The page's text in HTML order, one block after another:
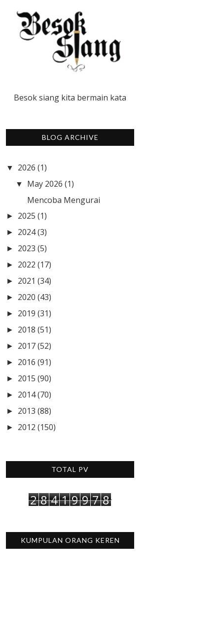
Besok siang kita bermain kata
BLOG ARCHIVE
▼ 2026 (1)
▼ May 2026 (1)
Mencoba Mengurai
► 2025 (1)
► 2024(3)
► 2023 (5)
► 2022 (17)
► 2021 (34)
► 2020 (43)
► 2019 (31)
► 2018 (51)
► 2017(52)
► 2016 (91)
► 2015 (90)
► 2014(70)
► 2013 (88)
► 2012 (150)
TOTAL PV
2 8 4 1 9 9 7 8
KUMPULAN ORANG KEREN